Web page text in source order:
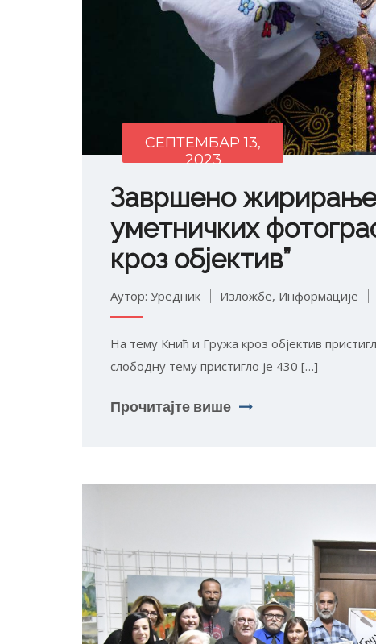
СЕПТЕМБАР 13,
2023
Завршено
уметничких
кроз објектив”
Аутор: Уредник Изложбе, Информације
На тему Кнић и Гружа кроз објектив
слободну тему пристигло је 430 […]
Прочитајте више